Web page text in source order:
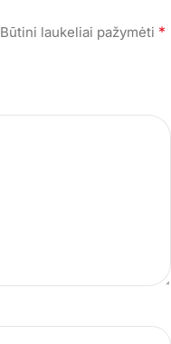
Būtini laukeliai pažymėti *